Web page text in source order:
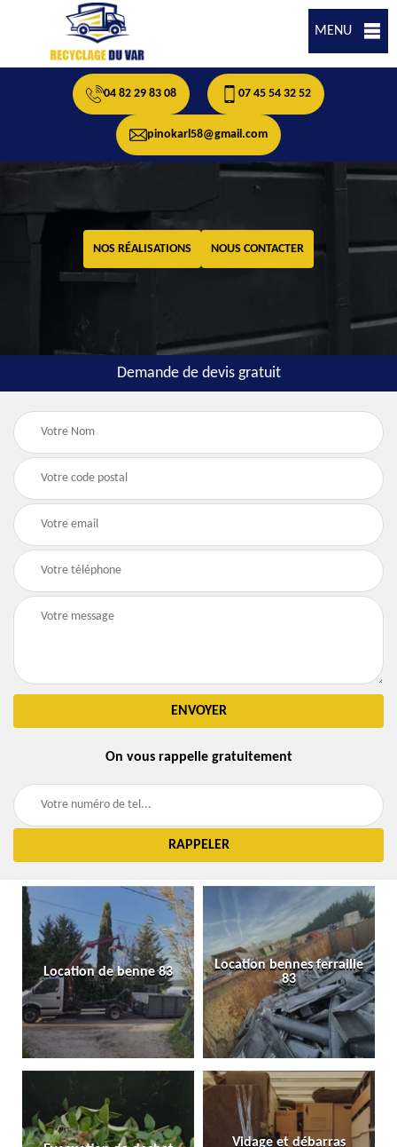
MENU
04 82 29 83 08 07 45 54 32 52
pinokarl58@gmail.com
NOS RÉALISATIONS NOUS CONTACTER
Demande de devis gratuit
On vous rappelle gratuitement
Location de benne 83
Location bennes ferraille
83
Vidage et débarras